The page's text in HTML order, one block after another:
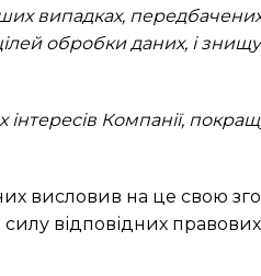
випадках,
обробки даних, і
інтересів Компанії,
висловив на це свою
відповідних правових